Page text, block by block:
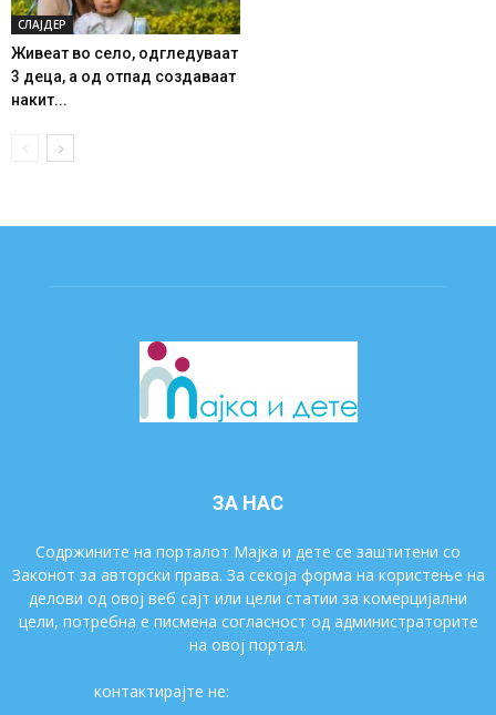
СЛАЈДЕР
Живеат во село, одгледуваат
3 деца, а од отпад создаваат
накит...
ЗА НАС
Содржините на порталот Мајка и дете се заштитени со
Законот за авторски права. За секоја форма на користење на
делови од овој веб сајт или цели статии за комерцијални
цели, потребна е писмена согласност од администраторите
на овој портал.
контактирајте не: